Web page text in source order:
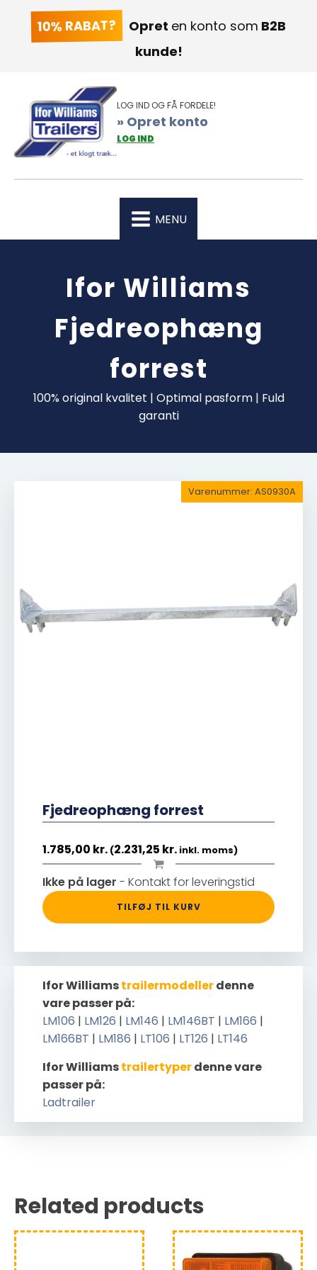
10% RABAT? Opret en konto som B2B
kunde!
LOG IND OG FÅ FORDELE!
» Opret konto
LOG IND
MENU
Ifor Williams
Fjedreophæng
forrest
100% original kvalitet | Optimal pasform | Fuld
garanti
Fjedreophæng forrest
1.785,00 kr. (2.231,25 kr. inkl. moms)
Ikke på lager - Kontakt for leveringstid
TILFØJ TIL KURV
Varenummer: AS0930A
Ifor Williamstrailertyperdenne vare
passer på:
Ladtrailer
Ifor Williamstrailermodellerdenne
vare passer på:
LM106 | LM126 | LM146 | LM146BT | LM166 |
LM166BT | LM186 | LT106 | LT126 | LT146
Related products